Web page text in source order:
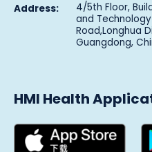
Address: 4/5th Floor,
and
Road,Longhua
Guangdong,
HMI Health